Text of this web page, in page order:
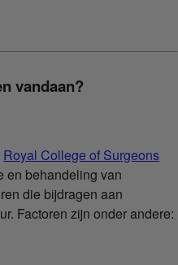
vandaan?
Royal College of Surgeons
en behandeling van
die bijdragen aan
Factoren zijn onder andere: